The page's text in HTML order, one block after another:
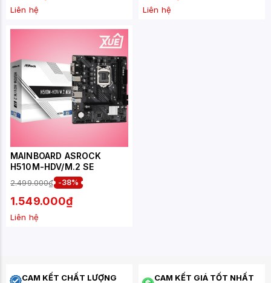
Liên hệ Liên hệ
MAINBOARD ASROCK
H510M-HDV/M.2 SE
2.499.000₫ -38%
1.549.000₫
Liên hệ
CAM KẾT CHẤT LƯỢNG CAM KẾT GIÁ TỐT NHẤT